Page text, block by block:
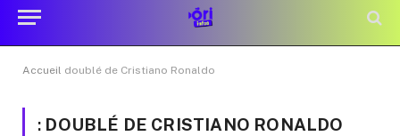
Accueil doublé de Cristiano Ronaldo
: DOUBLÉ DE CRISTIANO RONALDO